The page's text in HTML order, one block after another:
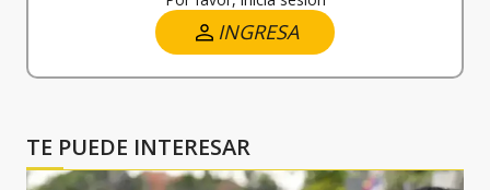
INGRESA
TE PUEDE INTERESAR